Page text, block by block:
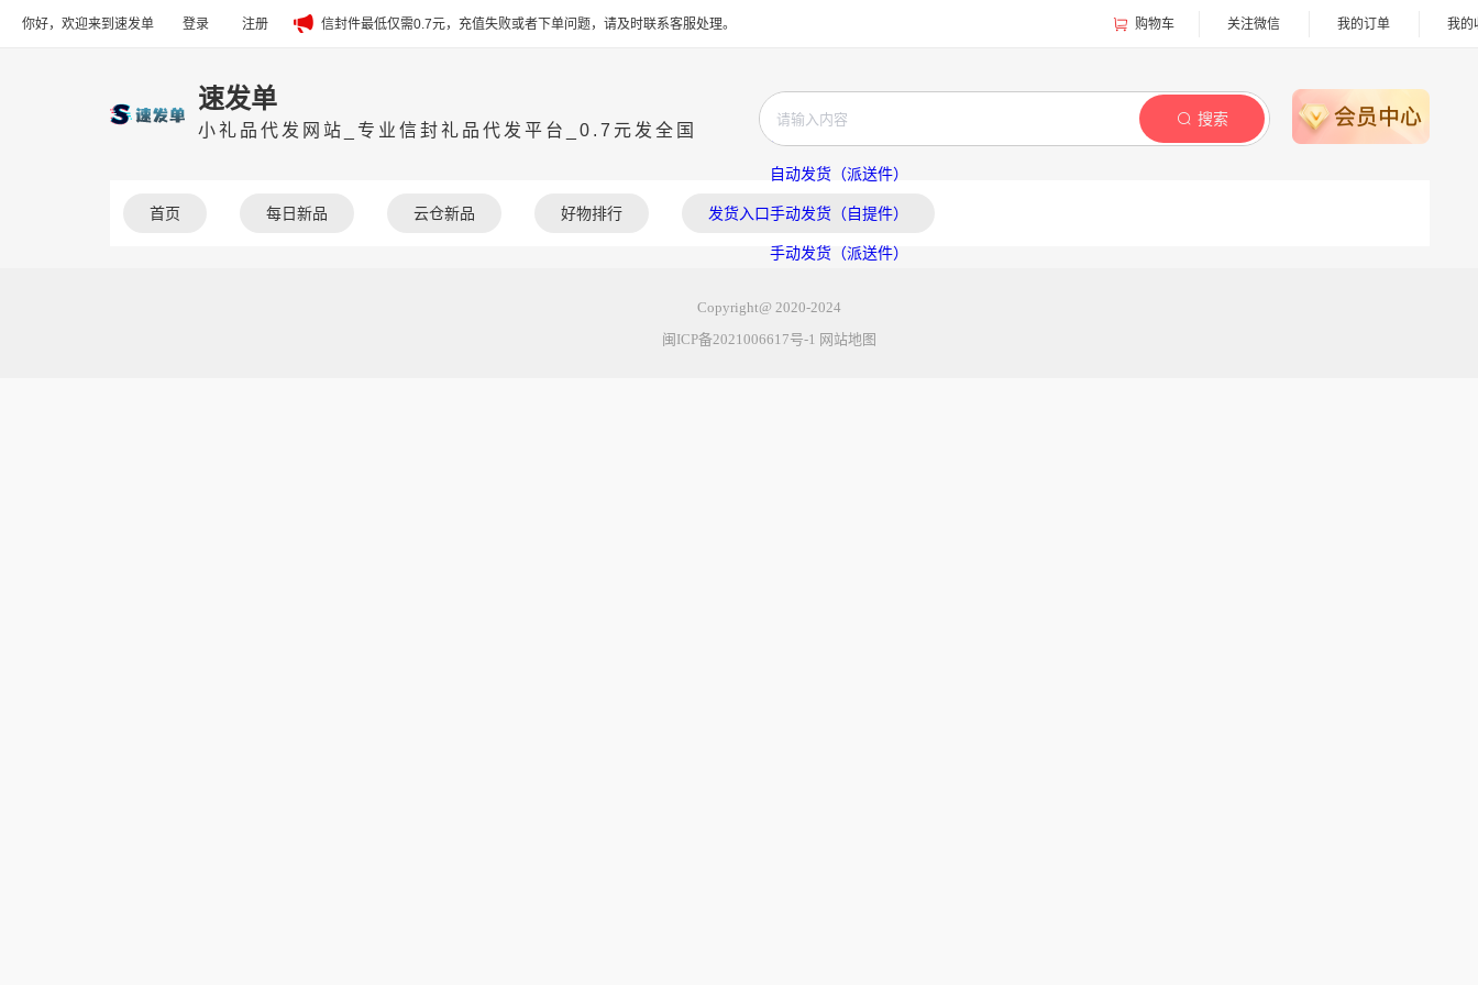
你好，欢迎来到速发单 登录 注册 信封件最低仅需0.7元，充值失败或者下单问题，请及时联系客服处理。 购物车 关注微信 我的订单 我的
速发单
小礼品代发网站_专业信封礼品代发平台_0.7元发全国
搜索
首页 每日新品 云仓新品 好物排行 发货入口
自动发货（派送件）
手动发货（自提件）
手动发货（派送件）
Copyright@ 2020-2024
闽ICP备2021006617号-1 网站地图